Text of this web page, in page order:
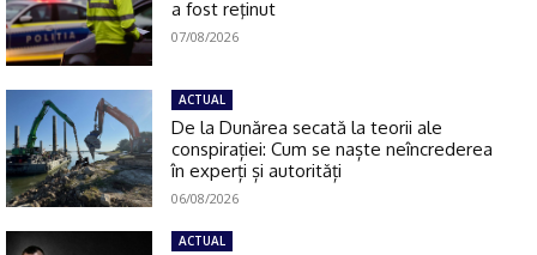
a fost reţinut
07/08/2026
ACTUAL
De la Dunărea secată la teorii ale
conspirației: Cum se naște neîncrederea
în experți și autorități
06/08/2026
ACTUAL